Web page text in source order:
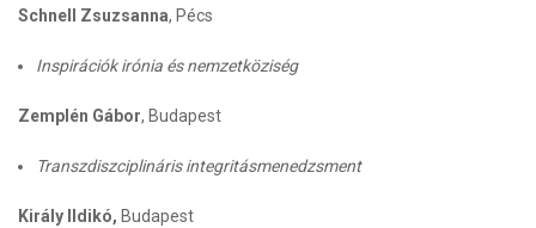
Schnell Zsuzsanna, Pécs
Inspirációk irónia és nemzetköziség
Zemplén Gábor, Budapest
Transzdiszciplináris integritásmenedzsment
Király Ildikó, Budapest